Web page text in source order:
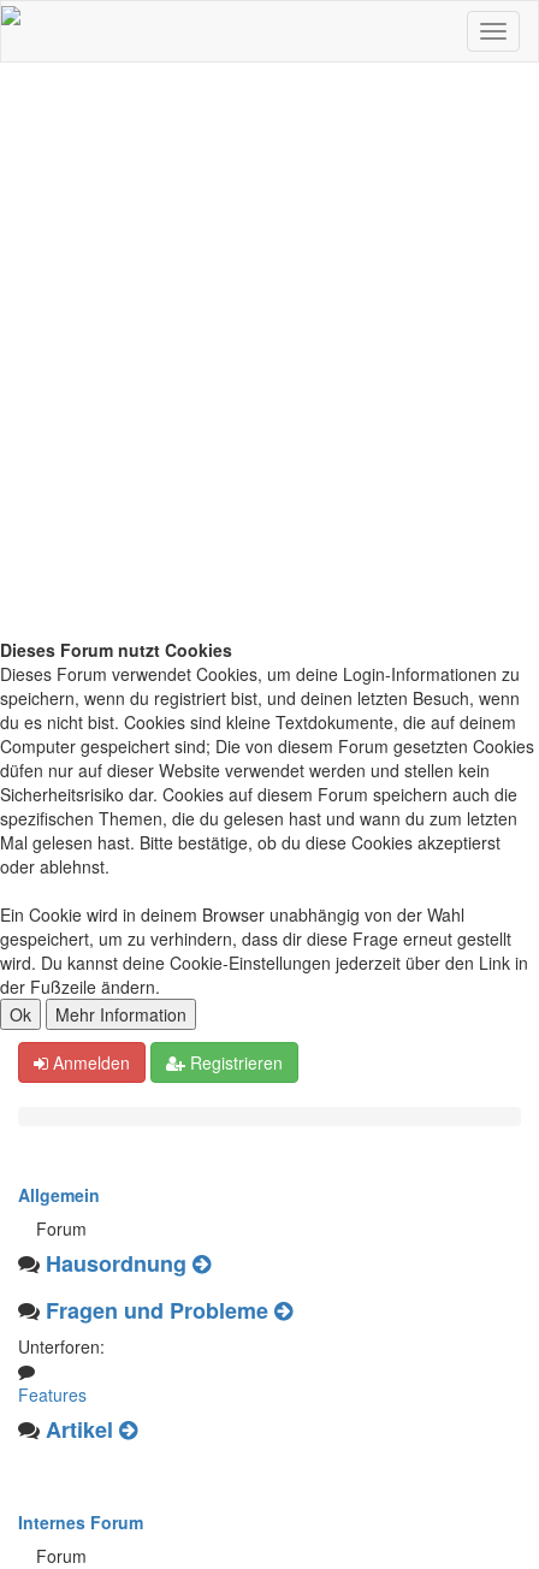
Dieses Forum nutzt Cookies
Dieses Forum verwendet Cookies, um deine Login-Informationen zu
speichern, wenn du registriert bist, und deinen letzten Besuch, wenn
du es nicht bist. Cookies sind kleine Textdokumente, die auf deinem
Computer gespeichert sind; Die von diesem Forum gesetzten Cookies
düfen nur auf dieser Website verwendet werden und stellen kein
Sicherheitsrisiko dar. Cookies auf diesem Forum speichern auch die
spezifischen Themen, die du gelesen hast und wann du zum letzten
Mal gelesen hast. Bitte bestätige, ob du diese Cookies akzeptierst
oder ablehnst.
Ein Cookie wird in deinem Browser unabhängig von der Wahl
gespeichert, um zu verhindern, dass dir diese Frage erneut gestellt
wird. Du kannst deine Cookie-Einstellungen jederzeit über den Link in
der Fußzeile ändern.
Anmelden Registrieren
Allgemein
Forum
Hausordnung
Fragen und Probleme
Unterforen:
Features
Artikel
Internes Forum
Forum